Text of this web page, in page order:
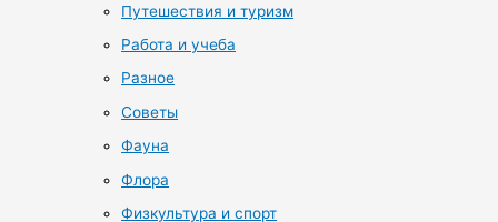
Путешествия и туризм
Работа и учеба
Разное
Советы
Фауна
Флора
Физкультура и спорт